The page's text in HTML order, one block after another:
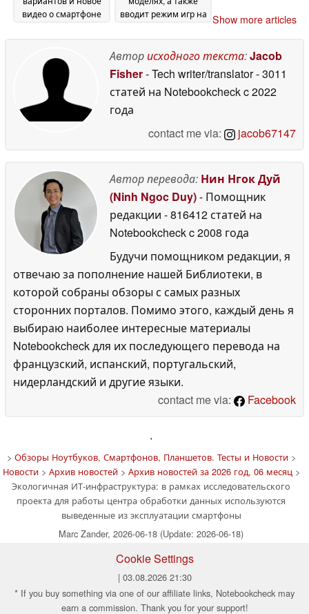
видео о смартфоне
June 2026
вводит режим игр на
2026
Show more articles
Авторисходного текста:Jacob
Fisher- Tech writer/translator- 3011
статей на Notebookcheckc 2022
года
contact me via:
jacob67147
Автор перевода: Нин Нгок Дуй
(Ninh Ngoc Duy)- Помощник
редакции - 816412 статей на
Notebookcheckc 2008 года
Будучи помощником редакции, я
отвечаю за пополнение нашей Библиотеки, в
которой собраны обзоры с самых разных
сторонних порталов. Помимо этого, каждый день я
выбираю наиболее интересные материалы
Notebookcheck для их последующего перевода на
французский, испанский, португальский,
нидерландский и другие языки.
contact me via:
Facebook
'
> Обзоры Ноутбуков, Смартфонов, Планшетов. Тесты и Новости>
Новости> Архив новостей> Архив новостей за 2026 год, 06 месяц>
Экологичная ИТ-инфраструктура: в рамках исследовательского
проекта для работы центра обработки данных используются
выведенные из эксплуатации смартфоны
Marc Zander, 2026-06-18 (Update: 2026-06-18)
Cookie Settings
| 03.08.2026 21:30
* If you buy something via one of our affiliate links, Notebookcheck may
earn a commission. Thank you for your support!